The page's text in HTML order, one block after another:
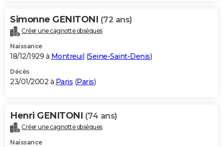
Simonne GENITONI (72 ans)
Créer une cagnotte obsèques
Naissance
18/12/1929 à Montreuil (Seine-Saint-Denis)
Décès
23/01/2002 à Paris (Paris)
Henri GENITONI (74 ans)
Créer une cagnotte obsèques
Naissance